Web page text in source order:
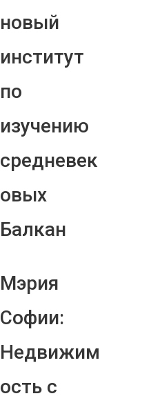
новый
институт
по
изучению
средневек
овых
Балкан
Мэрия
Софии:
Недвижим
ость с